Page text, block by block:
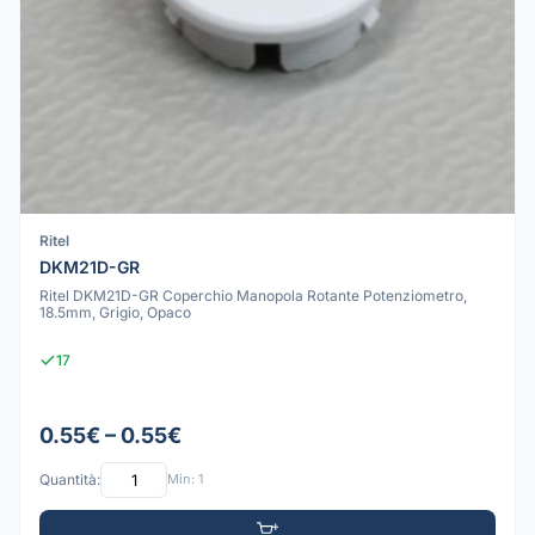
Ritel
DKM21D-GR
Ritel DKM21D-GR Coperchio Manopola Rotante Potenziometro,
18.5mm, Grigio, Opaco
17
0.55€ – 0.55€
Quantità: Min: 1